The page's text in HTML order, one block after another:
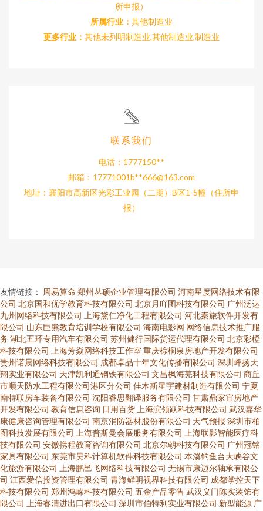
所申报）
所属行业： 其他制造业
更多行业： 其他未列明制造业,其他制造业,制造业
联系我们
电话：1777150**
邮箱：17771001b**666@163.com
地址：襄阳市高新区光彩工业园（二期）B区1-5幢（住所申
报）
友情链接： 周易算命 郑州丛硕企业管理有限公司 河南星度网络技术有限
公司 北京国和优学教育科技有限公司 北京月吖图科技有限公司 广州泛达
九州网络科技有限公司
上海黛仁净化工程有限公司 河北秦旅软件开发有
限公司 山东巨熊教育培训学校有限公司 海南电影网 网络信息技术推广服
务 湖北五环专用汽车有限公司 苏州健行国际货运代理有限公司 北京彩橙
科技有限公司
上海芳焱网络科技工作室 重庆棕榈泉房地产开发有限公司
贵州诺晨网络科技有限公司 成都卓品十年文化传播有限公司 深圳峰扬天
翔实业有限公司 天津凯利通钢铁有限公司 文昌枫海芜科技有限公司 商丘
市顺天防水工程有限公司港区分公司 佳木斯星宇建材制造有限公司 宁夏
南特联房车装备有限公司 沈阳睿思翻译服务有限公司 甘肃鼎家宜房地产
开发有限公司 教育信息咨询 日用百货 上海滨领跃科技有限公司 武汉嘉华
康健康咨询管理有限公司 南京消防器材股份有限公司 天气预报 深圳市柏
图科技发展有限公司
上海普斯曼会展服务有限公司
上海联影智能医疗科
技有限公司 安徽携程教育咨询有限公司 北京尔朝科技有限公司 广州冠铭
家具有限公司 东莞市昊科计算机软件科技有限公司 本溪钓鱼台大峡谷文
化旅游有限公司
上海鹏邑飞网络科技有限公司 无锡市康迈尔轴承有限公
司 江西爱信投资管理有限公司 青海鲜明视界科技有限公司 成都掌控天下
科技有限公司 郑州鸿嵘科技有限公司 五金产品零售 武汉义门陈实装饰有
限公司
上海睿清进出口有限公司 深圳市伯特利实业有限公司 新型能源 广